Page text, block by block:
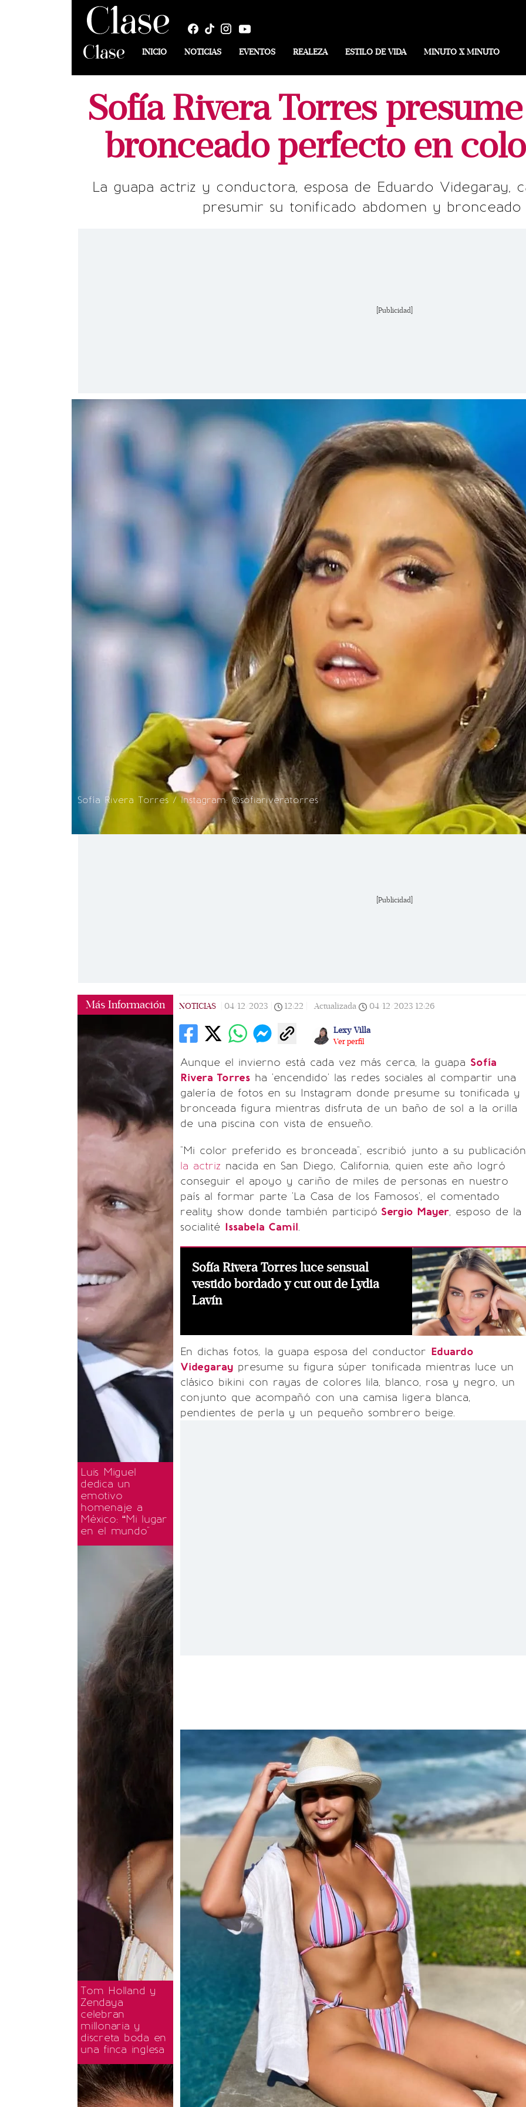
INICIO NOTICIAS EVENTOS REALEZA ESTILO DE VIDA MINUTO X MINUTO
Sofía Rivera Torres
bronceado perfecto en
La guapa actriz y conductora, esposa de Eduardo Videgaray,
presumir su tonificado abdomen y
[Publicidad]
Sofía Rivera Torres / Instagram: @sofiariveratorres
[Publicidad]
Más Información
Luis Miguel
dedica un
emotivo
homenaje a
México: “Mi lugar
en el mundo"
Tom Holland y
Zendaya
celebran
millonaria y
discreta boda en
una finca inglesa
NOTICIAS 04/12/2023 12:22 Actualizada 04/12/2023 12:26
Lexy Villa
Ver perfil
Aunque el invierno está cada vez más cerca, la guapa Sofía
Rivera Torres ha 'encendido' las redes sociales al compartir una
galería de fotos en su Instagram donde presume su tonificada y
bronceada figura mientras disfruta de un baño de sol a la orilla
de una piscina con vista de ensueño.
"Mi color preferido es bronceada", escribió junto a su publicación
la actriz nacida en San Diego, California, quien este año logró
conseguir el apoyo y cariño de miles de personas en nuestro
país al formar parte 'La Casa de los Famosos', el comentado
reality show donde también participó Sergio Mayer, esposo de la
socialité Issabela Camil.
Sofía Rivera Torres luce sensual
vestido bordado y cut out de Lydia
Lavín
En dichas fotos, la guapa esposa del conductor Eduardo
Videgaray presume su figura súper tonificada mientras luce un
clásico bikini con rayas de colores lila, blanco, rosa y negro, un
conjunto que acompañó con una camisa ligera blanca,
pendientes de perla y un pequeño sombrero beige.